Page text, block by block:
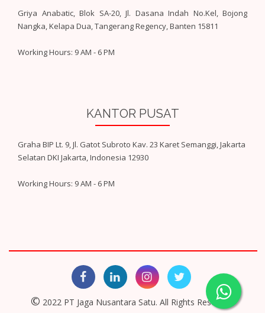
Griya Anabatic, Blok SA-20, Jl. Dasana Indah No.Kel, Bojong
Nangka, Kelapa Dua, Tangerang Regency, Banten 15811
Working Hours: 9 AM - 6 PM
KANTOR PUSAT
Graha BIP Lt. 9, Jl. Gatot Subroto Kav. 23 Karet Semanggi, Jakarta
Selatan DKI Jakarta, Indonesia 12930
Working Hours: 9 AM - 6 PM
© 2022 PT Jaga Nusantara Satu. All Rights Reserved.